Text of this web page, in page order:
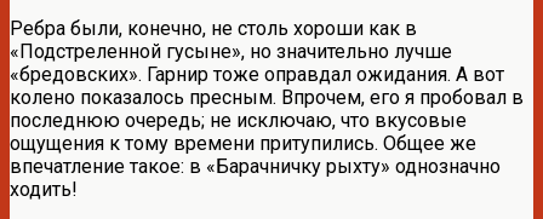
Ребра были, конечно, не столь хороши как в
«Подстреленной гусыне», но значительно лучше
«бредовских». Гарнир тоже оправдал ожидания. А вот
колено показалось пресным. Впрочем, его я пробовал в
последнюю очередь; не исключаю, что вкусовые
ощущения к тому времени притупились. Общее же
впечатление такое: в «Барачничку рыхту» однозначно
ходить!